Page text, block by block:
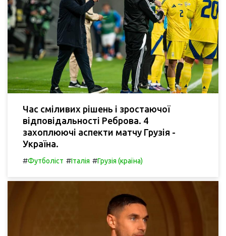
Час сміливих рішень і зростаючої
відповідальності Реброва. 4
захоплюючі аспекти матчу Грузія -
Україна.
#Футболіст #Італія #Грузія (країна)